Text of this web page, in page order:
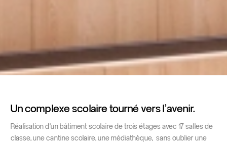
Un complexe scolaire tourné vers l’avenir.
Réalisation d’un bâtiment scolaire de trois étages avec 17 salles de
classe, une cantine scolaire, une médiathèque, sans oublier une